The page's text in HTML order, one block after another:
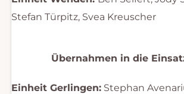
Stefan Türpitz, Svea Kreuscher
Übernahmen in die
Einheit Gerlingen:Stephan